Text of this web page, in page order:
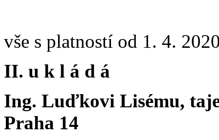
vše s platností od 1. 4.
II. u k l á d á
Ing. Luďkovi Lisému,
Praha 14